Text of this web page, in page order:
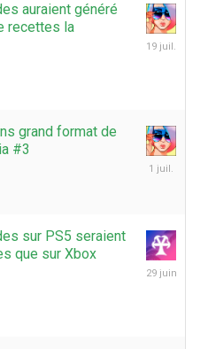
auraient généré
recettes la
19
grand format de
#3
1
sur PS5 seraient
que sur Xbox
29